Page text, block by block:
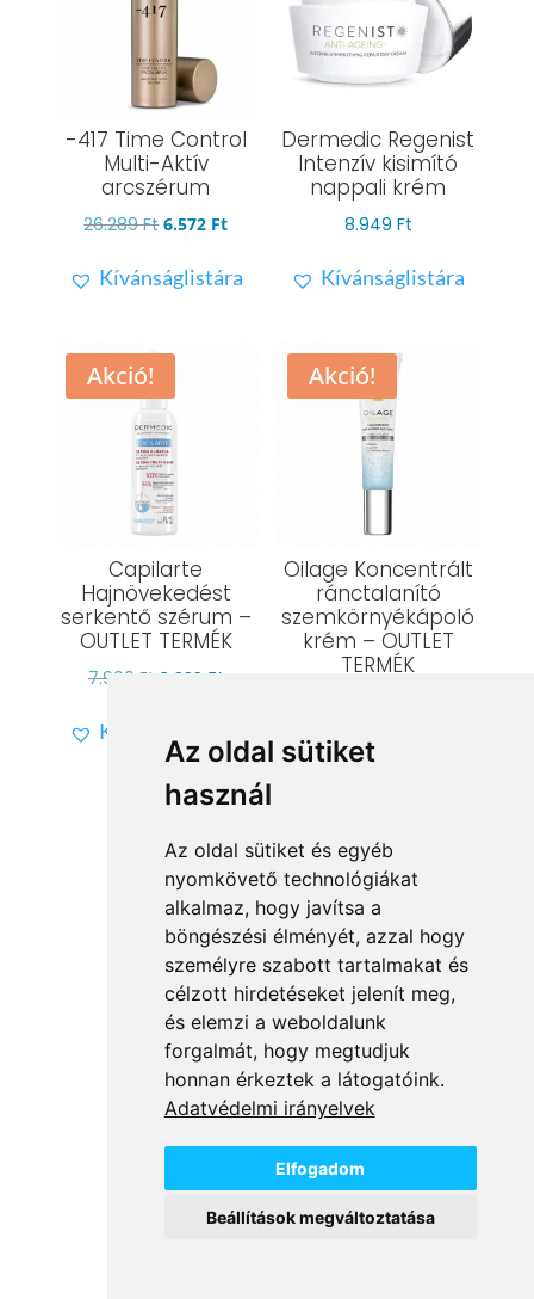
Az oldal sütiket
használ
Az oldal sütiket és egyéb
nyomkövető technológiákat
alkalmaz, hogy javítsa a
böngészési élményét, azzal hogy
személyre szabott tartalmakat és
célzott hirdetéseket jelenít meg,
és elemzi a weboldalunk
forgalmát, hogy megtudjuk
honnan érkeztek a látogatóink.
Adatvédelmi irányelvek
Elfogadom
Beállítások megváltoztatása
-417 Time Control
Multi-Aktív
arcszérum
26.289FtOriginal
was:
6.572 FtCurrent
is:
Kívánságlistára
Dermedic Regenist
Intenzív kisimító
nappali krém
8.949 Ft
Kívánságlistára
Akció!
Capilarte
Hajnövekedést
serkentő szérum –
OUTLET TERMÉK
7.999 Ft Original
was:
7.999 Ft.
3.999 Ft
is:
3.999 Ft.
Kívánságlistára
Akció!
Oilage Koncentrált
ránctalanító
szemkörnyékápoló
krém – OUTLET
TERMÉK
Kívánságlistára
Vissza a kategóriákhoz
Full Cosmetix Kft© 2025